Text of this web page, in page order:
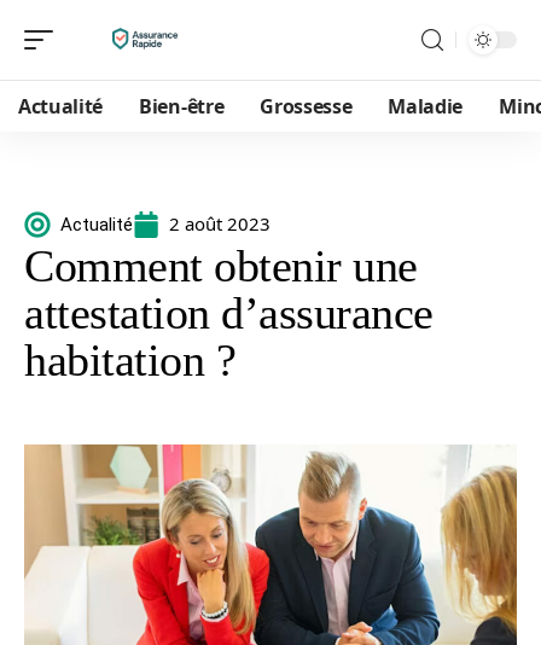
Actualité Bien-être Grossesse Maladie
Actualité 2 août 2023
Comment obtenir une
attestation d’assurance
habitation ?